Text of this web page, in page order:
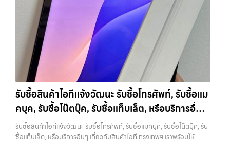
นำไปขายต่อได้ง่ายขึ้น อย่างไรก็ตาม หากไม่มีอุปกรณ์เหล่านี้ ก็ยังสามารถ
ขายได้ตามปกติ เพียงแต่อาจไม่ได้ราคาสูงเท่ากับเครื่องที่มีครบ 8. เลือกช่อง
ทางการขายให้เหมาะกับตัวเอง การขาย iPhone มีหลายวิธี แต่ละวิธีก็มีข้อดี
และข้อจำกัดต่างกัน การขายเองผ่านแพลตฟอร์มออนไลน์อาจได้ราคาสูง
กว่า แต่ต้องใช้เวลาและมีความเสี่ยงในการเจอผู้ซื้อที่ไม่น่าเชื่อถือ การขายให้
ร้านรับซื้อจะสะดวกและรวดเร็ว แต่ควรเลือกร้านที่มีความน่าเชื่อถือและให้
ราคาตามสภาพจริง อีกทางเลือกหนึ่งคือการใช้บริการจำนำ ซึ่งเหมาะกับคน
ที่ต้องการเงินด่วนแต่ยังไม่อยากขายขาด โดยสามารถเลือกใช้บริการ…
สายใหม่-เก่า, Samsung ทุกรุ่น, iPad และแท็บเล็ตทุกแบรนด์ เรารับถึงแม้
จะอยู่ในสภาพใช้งานแล้ว ตกแต่งแล้ว หรือมีรอยบ้าง เพราะมูลค่าของเครื่อง
ไม่ได้ขึ้นอยู่แค่ยี่ห้อ แต่ขึ้นอยู่กับสภาพจริง ความครบชุด และความสะดวกใน
การขายของคุณ เราจึงตั้งใจให้บริการในเขต ลาดพร้าว, รัชดา, บางรัก,
แจ้งวัฒนะ, บางแค, วัชรพล, รามอินทรา, บางนา, บางพลี, เกษตรนวมินทร์,
เสนานิคม, วังหิน อย่างเต็มที่ ไม่ว่าคุณจะค้นหาคำว่า “รับซื้อมือถือใกล้ฉัน”,
“รับซื้อโทรศัพท์มือสองกรุงเทพ”, “ขาย iPad ได้ราคา”, “รับซื้อแท็บเล็ต
กรุงเทพถึงที่”, หรือ “รับซื้อ Samsung มือสอง ราคาสูง” — ที่นี่คือคำตอบ
เพราะบริการของเรามุ่งตรงให้คุณได้รับราคาและความสะดวกสบายที่เหนือ
กว่า เลือกเราแล้วคุณจะได้บริการที่คุณไว้วางใจ พร้อมทีมงานที่พร้อม
อำนวยความสะดวก นัดรับถึงที่ ตรวจสภาพอย่างมืออาชีพ และจ่ายเงินทันที
ทั้งหมดนี้เพื่อให้การขายอุปกรณ์ของคุณเป็นเรื่องง่ายขึ้น ดีกว่า รวดเร็วกว่า
และคุ้มค่ากว่า ทำไมต้องเลือกเรา ผู้เชี่ยวชาญด้านการให้บริการ รับซื้อมือถือ
เสนานิคม รับซื้อโทรศัพท์, รับซื้อแมคบุค, รับซื้อโน๊ตบุ๊ค, รับซื้อแท็บเล็ต, หรือ
บริการอื่นๆ เกี่ยวกับสินค้าไอที กรุงเทพฯ… รับซื้อสินค้าไอทีเสนานิคม รับ
ซื้อ iPad และแท็บเล็ตทุกแบรนด์ ทุกสภาพ — ขอขายง่าย ได้เงินเร็ว
ประสบการณ์เหนือระดับกับการ รับซื้อไอโฟน, รับซื้อไอแพด, รับซื้อมือถือ
ยินดีต้อนรับสู่ “รับซื้อขายมือถือ.com” เว็บไซต์ที่คุณไว้วางใจได้ สำหรับ
บริการ รับซื้อ มือถือ iPhone, Samsung, iPad, แท็บเล็ต ทุกยี่ห้อ ให้ราคา
สูง พร้อมจ่ายเงินทันที ครอบคลุมพื้นที่ ลาดพร้าว, รัชดา, บางรัก,
แจ้งวัฒนะ, บางแค, วัชรพล, รามอินทรา และเขตกรุงเทพฯ ใกล้ “ใกล้ ฉัน”
ที่สุด ในยุคที่สมาร์ทโฟน แท็บเล็ต และอุปกรณ์ไอทีใหม่ๆ เปลี่ยนรุ่นกันแทบ
ทุกช่วงเวลา อุปกรณ์ที่คุณใช้แล้วอาจกลายเป็นของที่ไม่ได้ใช้งานอยู่เฉยๆ
เว็บไซต์ของเราจึงเกิดขึ้นเพื่อเป็นทางเลือกให้คุณสามารถเปลี่ยนอุปกรณ์ที่
ไม่ใช้แล้วให้กลายเป็นเงินสดได้ทันที ด้วยบริการ รับซื้อไอโฟน, รับซื้อไอแพด,
รับซื้อมือถือ, รับซื้อโทรศัพท์, รับซื้อโน๊ตบุ๊ค, รับซื้อแท็บเล็ต, รับซื้อสินค้าไอที
รับซื้อสินค้าไอทีแจ้งวัฒนะ รับซื้อโทรศัพท์, รับซื้อแม
คบุค, รับซื้อโน๊ตบุ๊ค, รับซื้อแท็บเล็ต, หรือบริการอื่นๆ
เกี่ยวกับสินค้าไอที กรุงเทพฯ เราพร้อมให้บริการครบ
วงจร
รับซื้อสินค้าไอทีแจ้งวัฒนะ รับซื้อโทรศัพท์, รับซื้อแมคบุค, รับซื้อโน๊ตบุ๊ค, รับ
ซื้อแท็บเล็ต, หรือบริการอื่นๆ เกี่ยวกับสินค้าไอที กรุงเทพฯ เราพร้อมให้